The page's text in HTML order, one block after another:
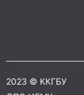
2023 © ККГБУ